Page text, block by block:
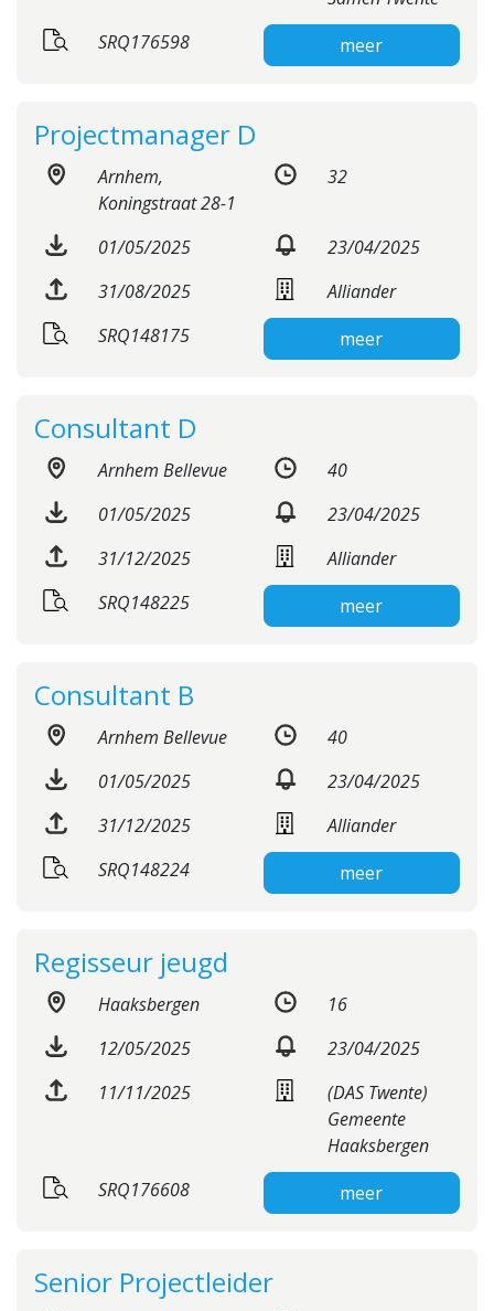
SRQ176598
meer
Projectmanager D
Arnhem,
Koningstraat 28-1
32
01/05/2025
23/04/2025
31/08/2025
Alliander
SRQ148175
meer
Consultant D
Arnhem Bellevue
40
01/05/2025
23/04/2025
31/12/2025
Alliander
SRQ148225
meer
Consultant B
Arnhem Bellevue
40
01/05/2025
23/04/2025
31/12/2025
Alliander
SRQ148224
meer
Regisseur jeugd
Haaksbergen
16
12/05/2025
23/04/2025
11/11/2025
(DAS Twente)
Gemeente
Haaksbergen
SRQ176608
meer
Senior Projectleider